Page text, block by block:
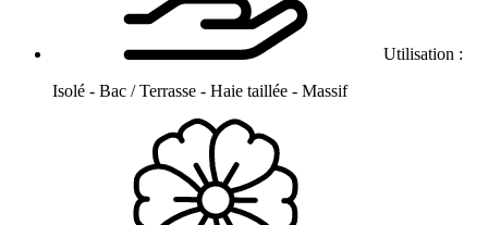
Utilisation :
Isolé - Bac / Terrasse - Haie taillée - Massif